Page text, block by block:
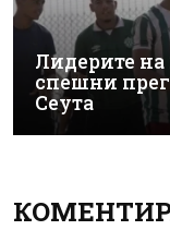
Лидерите на
спешни
Сеута